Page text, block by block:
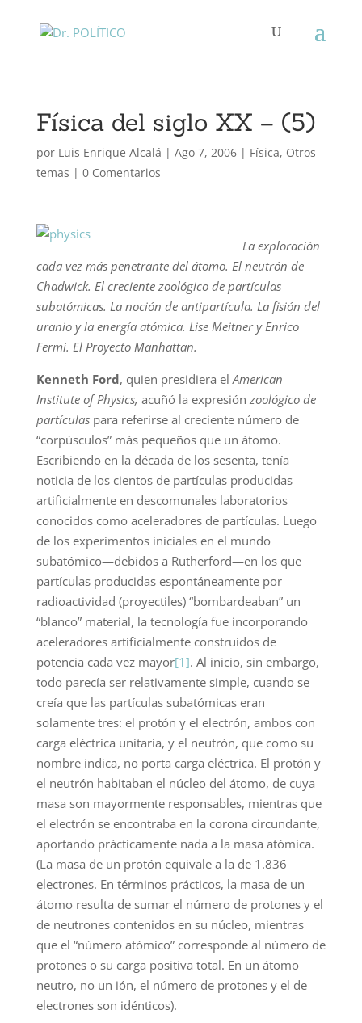
Física del siglo XX – (5)
por Luis Enrique Alcalá | Ago 7, 2006| Física, Otros
temas | 0 Comentarios
La exploración
cada vez más penetrante del átomo. El neutrón de
Chadwick. El creciente zoológico de partículas
subatómicas. La noción de antipartícula. La fisión del
uranio y la energía atómica. Lise Meitner y Enrico
Fermi. El Proyecto Manhattan.
Kenneth Ford, quien presidiera elAmerican
Institute of Physics, acuñó la expresión zoológico de
partículaspara referirse al creciente número de
“corpúsculos” más pequeños que un átomo.
Escribiendo en la década de los sesenta, tenía
noticia de los cientos de partículas producidas
artificialmente en descomunales laboratorios
conocidos como aceleradores de partículas. Luego
de los experimentos iniciales en el mundo
subatómico—debidos a Rutherford—en los que
partículas producidas espontáneamente por
radioactividad (proyectiles) “bombardeaban” un
“blanco” material, la tecnología fue incorporando
aceleradores artificialmente construidos de
potencia cada vez mayor[1]. Al inicio, sin embargo,
todo parecía ser relativamente simple, cuando se
creía que las partículas subatómicas eran
solamente tres: el protón y el electrón, ambos con
carga eléctrica unitaria, y el neutrón, que como su
nombre indica, no porta carga eléctrica. El protón y
el neutrón habitaban el núcleo del átomo, de cuya
masa son mayormente responsables, mientras que
el electrón se encontraba en la corona circundante,
aportando prácticamente nada a la masa atómica.
(La masa de un protón equivale a la de 1.836
electrones. En términos prácticos, la masa de un
átomo resulta de sumar el número de protones y el
de neutrones contenidos en su núcleo, mientras
que el “número atómico” corresponde al número de
protones o su carga positiva total. En un átomo
neutro, no un ión, el número de protones y el de
electrones son idénticos).